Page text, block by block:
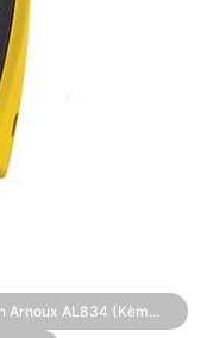
Arnoux AL834 (kèm